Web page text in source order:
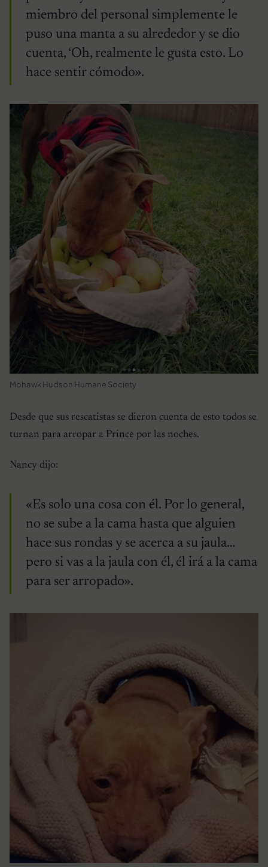
miembro del personal simplemente le
puso una manta a su alrededor y se dio
cuenta, ‘Oh, realmente le gusta esto. Lo
hace sentir cómodo».
Mohawk Hudson Humane Society
Desde que sus rescatistas se dieron cuenta de esto todos se
turnan para arropar a Prince por las noches.
Nancy dijo:
«Es solo una cosa con él. Por lo general,
no se sube a la cama hasta que alguien
hace sus rondas y se acerca a su jaula…
pero si vas a la jaula con él, él irá a la cama
para ser arropado».